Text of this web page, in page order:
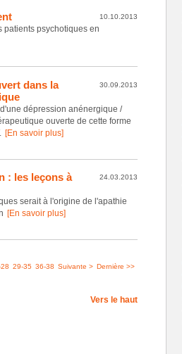
10.10.2013
patients psychotiques en
30.09.2013
dans la
dépression anénergique /
ouverte de cette forme
[En savoir plus]
24.03.2013
: les leçons à
serait à l'origine de l'apathie
[En savoir plus]
29-35 36-38 Suivante > Dernière >>
Vers le haut